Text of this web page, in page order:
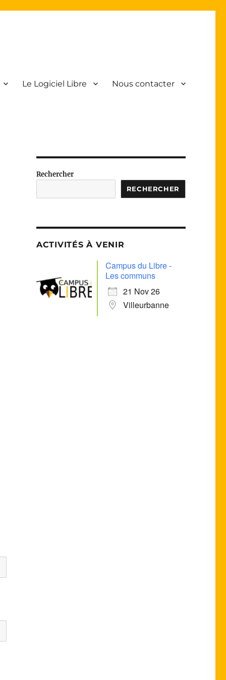
Le Logiciel Libre Nous contacter
Rechercher
RECHERCHER
ACTIVITÉS À VENIR
Campus du Libre -
Les communs
21 Nov 26
Villeurbanne